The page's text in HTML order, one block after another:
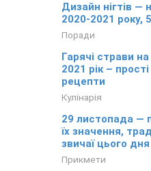
Дизайн нігтів —
2020-2021 року,
Поради
Гарячі страви
2021 рік – прості
рецепти
Кулінарія
29 листопада —
їх значення,
звичаї цього дня
Прикмети